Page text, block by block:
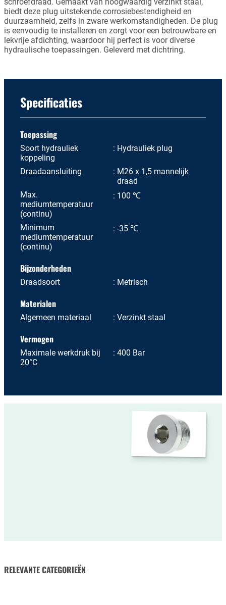
biedt deze plug uitstekende corrosiebestendigheid en
duurzaamheid, zelfs in zware werkomstandigheden. De plug
is eenvoudig te installeren en zorgt voor een betrouwbare en
lekvrije afdichting, waardoor hij perfect is voor diverse
hydraulische toepassingen. Geleverd met dichtring.
Specificaties
Toepassing
Soort hydrauliek
koppeling
Hydrauliek plug
Draadaansluiting
M26 x 1,5 mannelijk
draad
Max.
mediumtemperatuur
(continu)
100 ℃
Minimum
mediumtemperatuur
(continu)
-35 ℃
Bijzonderheden
Draadsoort Metrisch
Materialen
Algemeen materiaal Verzinkt staal
Vermogen
Maximale werkdruk bij
20°C
400 Bar
RELEVANTE CATEGORIEËN